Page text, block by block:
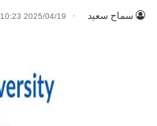
سماح سعيد 2025/04/19 12:10:23 مساءً